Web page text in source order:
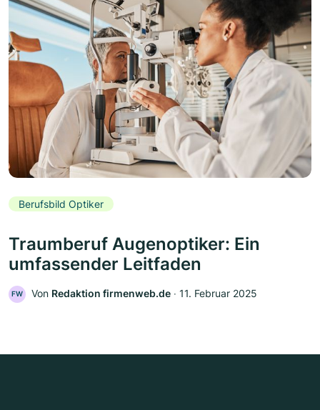
Berufsbild Optiker
Traumberuf Augenoptiker: Ein
umfassender Leitfaden
FW Von Redaktion firmenweb.de ‧ 11. Februar 2025